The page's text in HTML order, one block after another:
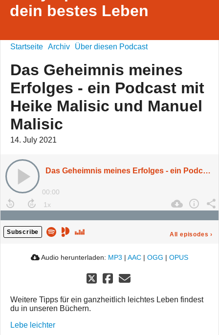
dein bestes Leben
Startseite Archiv Über diesen Podcast
Das Geheimnis meines
Erfolges - ein Podcast mit
Heike Malisic und Manuel
Malisic
14. July 2021
Das Geheimnis meines Erfolges - ein Podcast mit Heike Malisic und Manuel Malisic
00:00
Subscribe All episodes ›
Audio herunterladen: MP3 | AAC | OGG | OPUS
Weitere Tipps für ein ganzheitlich leichtes Leben findest
du in unseren Büchern.
Lebe leichter